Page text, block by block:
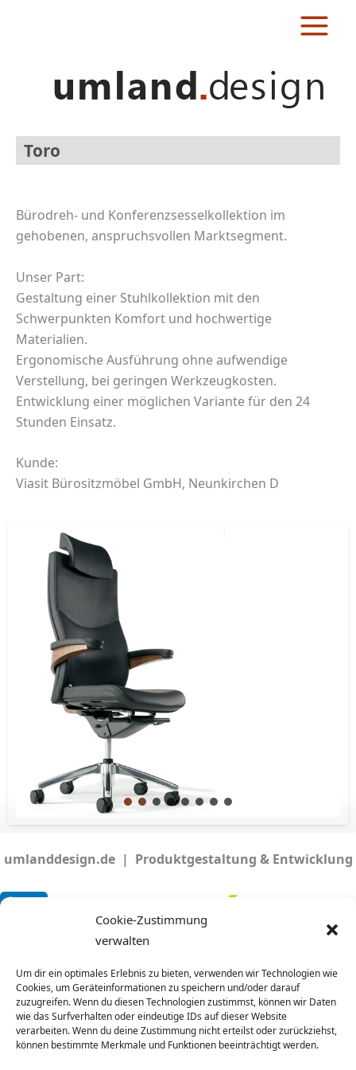
Cookie-Zustimmung
verwalten
Um dir ein optimales Erlebnis zu bieten, verwenden wir Technologien wie
Cookies, um Geräteinformationen zu speichern und/oder darauf
zuzugreifen. Wenn du diesen Technologien zustimmst, können wir Daten
wie das Surfverhalten oder eindeutige IDs auf dieser Website
verarbeiten. Wenn du deine Zustimmung nicht erteilst oder zurückziehst,
können bestimmte Merkmale und Funktionen beeinträchtigt werden.
Toro
Bürodreh- und Konferenzsesselkollektion im
gehobenen, anspruchsvollen Marktsegment.
Unser Part:
Gestaltung einer Stuhlkollektion mit den
Schwerpunkten Komfort und hochwertige
Materialien.
Ergonomische Ausführung ohne aufwendige
Verstellung, bei geringen Werkzeugkosten.
Entwicklung einer möglichen Variante für den 24
Stunden Einsatz.
Kunde:
Viasit Bürositzmöbel GmbH, Neunkirchen D
umlanddesign.de | Produktgestaltung & Entwicklung
66287 Quierschied
Tel.+49(0) 6897 - 6 01 08 60|info(a)umlanddesign.de
Impressum